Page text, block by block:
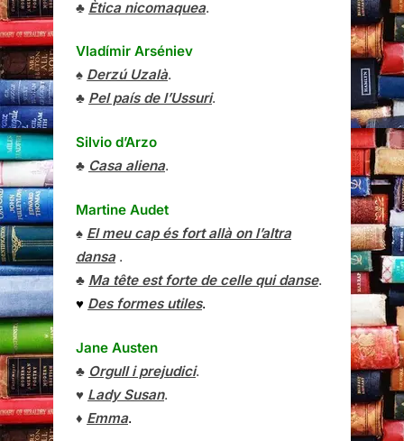
♣ Ètica nicomaquea.
Vladímir Arséniev
♠ Derzú Uzalà.
♣ Pel país de l’Ussuri.
Silvio d’Arzo
♣ Casa aliena.
Martine Audet
♠ El meu cap és fort allà on l’altra
dansa.
♣ Ma tête est forte de celle qui danse.
♥ Des formes utiles.
Jane Austen
♣ Orgull i prejudici.
♥ Lady Susan.
♦ Emma.